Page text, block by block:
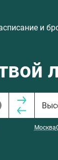
и
Москва